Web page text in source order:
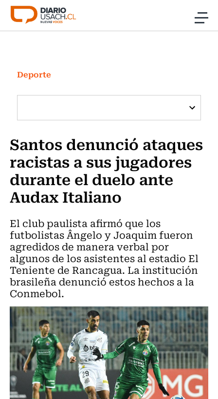
Click acá para ir directamente al contenido
Investigación
Cultura
Programas Radio y TV Usach
Deporte
Santos denunció ataques
racistas a sus jugadores
durante el duelo ante
Audax Italiano
El club paulista afirmó que los
futbolistas Ângelo y Joaquim fueron
agredidos de manera verbal por
algunos de los asistentes al estadio El
Teniente de Rancagua. La institución
brasileña denunció estos hechos a la
Conmebol.